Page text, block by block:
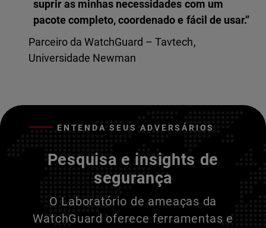
suprir as minhas necessidades com um
pacote completo, coordenado e fácil de usar.”
Parceiro da WatchGuard – Tavtech,
Universidade Newman
ENTENDA SEUS ADVERSÁRIOS
Pesquisa e insights de
segurança
O Laboratório de ameaças da
WatchGuard oferece ferramentas e